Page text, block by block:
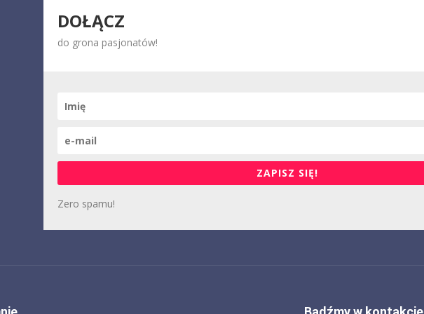
DOŁĄCZ
do grona pasjonatów!
ZAPISZ SIĘ!
Zero spamu!